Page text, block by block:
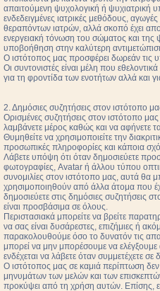
απαιτούμενη ψυχολογική ή ψυχιατρική
ενδεδειγμένες ιατρικές μεθόδους,
θεραπόντων ιατρών, αλλά σκοπό έχει
ενεργειακή τόνωση του σώματος και της
υποβοήθηση στην καλύτερη
Ο ιστότοπος μας προσφέρει δωρεάν τις
Οι συντονιστές είναι μέλη που
για τη φροντίδα των ενοτήτων αλλά και
2. Δημόσιες συζητήσεις στον ιστότοπο
Ορισμένες συζητήσεις στον ιστότοπο
λαμβάνετε μέρος καθώς και να αφήνετε
Θυμηθείτε να χρησιμοποιείτε την
προσωπικές πληροφορίες και κάποια
Λάβετε υπόψη ότι όταν δημοσιεύετε
φωτογραφίες, Avatar ή άλλου τύπου
συνομιλίες στον ιστότοπο μας, αυτά θα
χρησιμοποιηθούν από άλλα άτομα που
δημοσιεύετε στις δημόσιες συζητήσεις
είναι προσβάσιμα σε όλους.
Περιστασιακά μπορείτε να βρείτε
να σας είναι δυσάρεστες, επιζήμιες ή
παρακολουθούμε όσο το δυνατόν τις
μπορεί να μην μπορέσουμε να ελέγξουμε
ενδέχεται να λάβετε όταν συμμετέχετε
Ο ιστότοπος μας σε καμιά περίπτωση
μηνυμάτων των μελών και των
προκύψει από τη χρήση αυτών. Επίσης,